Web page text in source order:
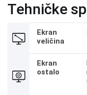
Tehničke
Ekran
veličina
Ekran
ostalo